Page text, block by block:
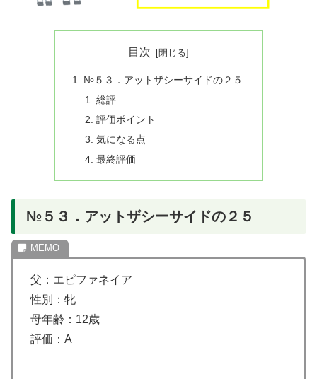
目次
№５３．アットザシーサイドの２５
総評
評価ポイント
気になる点
最終評価
№５３．アットザシーサイドの２５
父：エピファネイア
性別：牝
母年齢：12歳
評価：A